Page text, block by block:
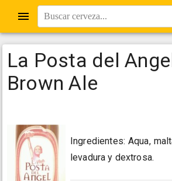
Buscar cerveza...
La Posta del
Brown Ale
Ingredientes: Aqua,
levadura y dextrosa.